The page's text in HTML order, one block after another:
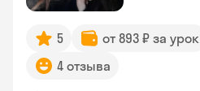
5 от 893 ₽ за урок
4 отзыва